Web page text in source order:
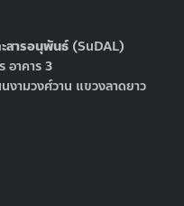
สารอนุพันธ์ (SuDAL)
อาคาร 3
งามวงศ์วาน แขวงลาดยาว